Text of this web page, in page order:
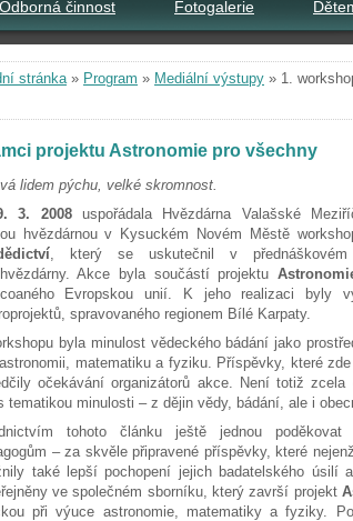
Odborná činnost Fotogalerie
stránka» Program » Mediální výstupy » 1.
projektu Astronomie pro všechny
lidem pýchu, velké skromnost.
3. 2008uspořádala Hvězdárna Valašské
hvězdárnou v Kysuckém Novém Městě
, který se uskutečnil v
Akce byla součástí projektu
Evropskou unií. K jeho realizaci byly
spravovaného regionem Bílé Karpaty.
byla minulost vědeckého bádání jako
matematiku a fyziku. Příspěvky, které
očekávání organizátorů akce. Není totiž
tematikou minulosti – z dějin vědy, bádání, ale i
tohoto článku ještě jednou
– za skvěle připravené příspěvky, které
také lepší pochopení jejich badatelského úsilí
ve společném sborníku, který završí projekt
při výuce astronomie, matematiky a fyziky.